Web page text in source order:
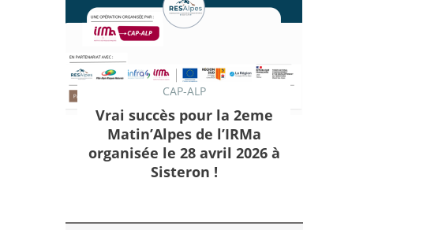
CAP-ALP
Vrai succès pour la 2eme
Matin’Alpes de l’IRMa
organisée le 28 avril 2026 à
Sisteron !